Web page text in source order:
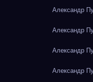
Александр
Александр
Александр
Александр